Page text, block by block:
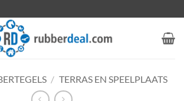
/ TERRAS EN SPEELPLAATS